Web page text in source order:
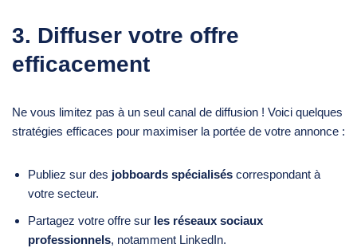
3. Diffuser votre offre
efficacement
Ne vous limitez pas à un seul canal de diffusion ! Voici quelques
stratégies efficaces pour maximiser la portée de votre annonce :
Publiez sur des jobboards spécialisés correspondant à
votre secteur.
Partagez votre offre sur les réseaux sociaux
professionnels, notamment LinkedIn.